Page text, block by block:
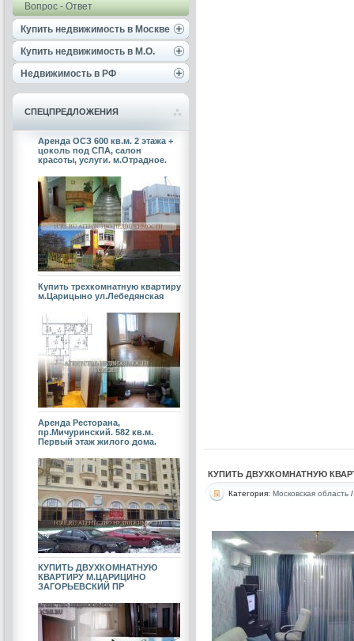
Вопрос - Ответ
Купить недвижимость в Москве
Купить недвижимость в М.О.
Недвижимость в РФ
СПЕЦПРЕДЛОЖЕНИЯ
Аренда ОСЗ 600 кв.м. 2 этажа +
цоколь под СПА, салон
красоты, услуги. м.Отрадное.
Купить трехкомнатную квартиру
м.Царицыно ул.Лебедянская
Аренда Ресторана,
пр.Мичуринский. 582 кв.м.
Первый этаж жилого дома.
КУПИТЬ ДВУХКОМНАТНУЮ
КВАРТИРУ М.ЦАРИЦИНО
ЗАГОРЬЕВСКИЙ ПР
КУПИТЬ ДВУХКОМНАТНУЮ
Категория: Московская область